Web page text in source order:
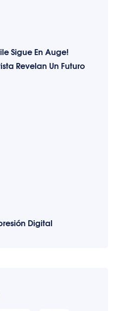
Sigue En Auge!
Revelan Un Futuro
Digital